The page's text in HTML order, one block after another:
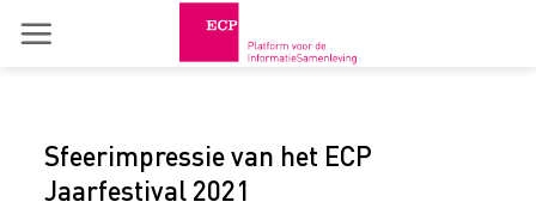
Sfeerimpressie van het ECP
Jaarfestival 2021